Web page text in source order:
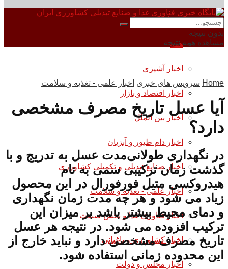
سرویس های خبری
همه
اخبار آشپزی
اخبار اقتصاد و بازار
اخبار بین الملل
اخبار دام طیور و آبزیان
اخبار صنایع تبدیلی و تکمیلی کشاورزی
اخبار علمی - تغذیه و سلامت
اخبار فناوری غذا و بخش صنعت
اخبار کشاورزی و باغبانی
اخبار مجلس و دولت
بدون نتیجه
مشاهده همه نتیجه
Home سرویس های خبری اخبار علمی - تغذیه و سلامت
آیا عسل تاریخ مصرف مشخصی
دارد؟
در نگهداری طولانی‌مدت عسل به تدریج و با
گذشت زمان ترکیبی سمی به نام
هیدروکسی متیل فورفورال در این محصول
زیاد می شود و هر چه مدت زمان نگهداری
و دمای محیط بیشتر باشد بر میزان این
ترکیب افزوده می شود. در نتیجه هر عسل
تاریخ مصرف مشخصی دارد و نباید خارج از
این محدوده زمانی استفاده شود.